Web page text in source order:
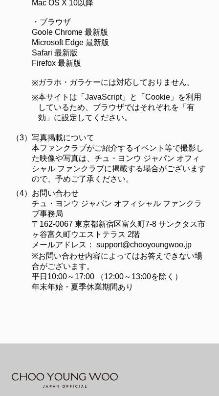
Mac OS X 10以降
・ブラウザ
Goole Chrome 最新版
Microsoft Edge 最新版
Safari 最新版
Firefox 最新版
※ガラホ・ガラケーには対応しておりません。
※本サイトは「JavaScript」と「Cookie」を利用
しているため、ブラウザではそれぞれを「有
効」に設定してください。
（3） 写真掲載について
本ファンクラブがご紹介するイベント等で撮影し
た映像や写真は、チュ・ヨンウ ジャパン オフィ
シャル ファンクラブに掲載する場合がございます
ので、予めご了承ください。
（4） お問い合わせ
チュ・ヨンウ ジャパン オフィシャル ファンクラ
ブ事務局
〒162-0067 東京都新宿区富久町7-8 サンクタス市
ヶ谷富久町ウエストテラス 2階
メールアドレス： support@chooyoungwoo.jp
※お問い合わせ内容によってはお答えできない場
合がございます。
平日10:00～17:00 （12:00～13:00を除く）
年末年始・夏季休業期間あり